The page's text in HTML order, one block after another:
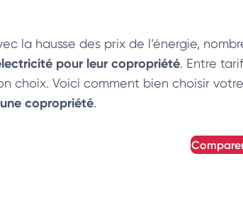
la hausse des prix de l’énergie,
pour leur copropriété. Entre
choix. Voici comment bien choisir
copropriété.